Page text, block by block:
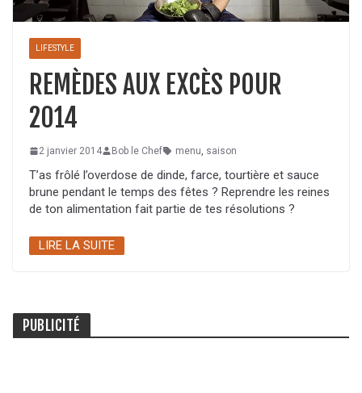
LIFESTYLE
REMÈDES AUX EXCÈS POUR
2014
2 janvier 2014 Bob le Chef menu, saison
T’as frôlé l’overdose de dinde, farce, tourtière et sauce
brune pendant le temps des fêtes ? Reprendre les reines
de ton alimentation fait partie de tes résolutions ?
LIRE LA SUITE
PUBLICITÉ